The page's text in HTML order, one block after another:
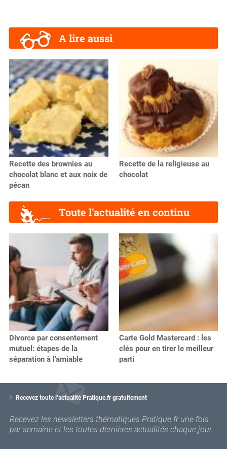
A lire aussi
Recette des brownies au
chocolat blanc et aux noix de
pécan
Recette de la religieuse au
chocolat
Toute l'actualité en continu
Divorce par consentement
mutuel: étapes de la
séparation à l'amiable
Carte Gold Mastercard : les
clés pour en tirer le meilleur
parti
Recevez toute l’actualité Pratique.fr gratuitement
Recevez les newsletters thématiques Pratique.fr une fois
par semaine et les toutes dernières actualités chaque jour.
o
r
e
e